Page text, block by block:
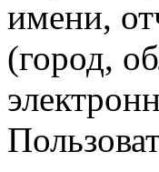
имени,
(город,